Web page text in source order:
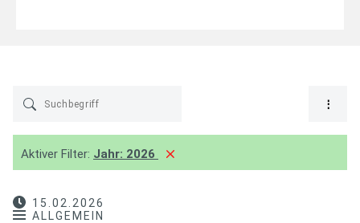
Aktiver Filter: Jahr: 2026
15.02.2026
ALLGEMEIN